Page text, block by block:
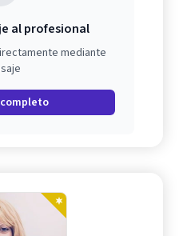
al profesional
mediante